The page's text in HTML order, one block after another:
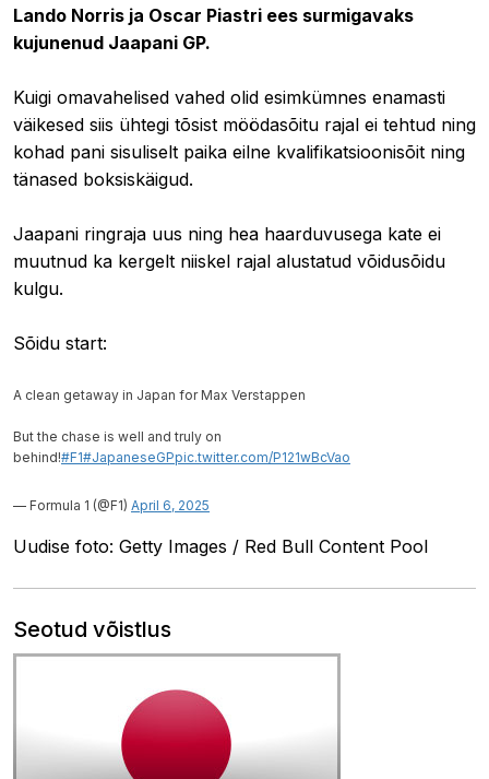
Lando Norris ja Oscar Piastri ees surmigavaks
kujunenud Jaapani GP.
Kuigi omavahelised vahed olid esimkümnes enamasti
väikesed siis ühtegi tõsist möödasõitu rajal ei tehtud ning
kohad pani sisuliselt paika eilne kvalifikatsioonisõit ning
tänased boksiskäigud.
Jaapani ringraja uus ning hea haarduvusega kate ei
muutnud ka kergelt niiskel rajal alustatud võidusõidu
kulgu.
Sõidu start:
A clean getaway in Japan for Max Verstappen
But the chase is well and truly on
behind!#F1#JapaneseGPpic.twitter.com/P121wBcVao
— Formula 1 (@F1) April 6, 2025
Uudise foto: Getty Images / Red Bull Content Pool
Seotud võistlus